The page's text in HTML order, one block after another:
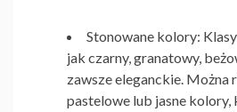
Stonowane kolory:
jak czarny, granatowy,
zawsze eleganckie. Można
pastelowe lub jasne